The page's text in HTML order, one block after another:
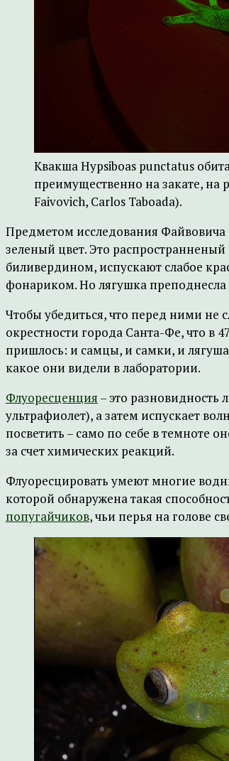
Квакша Hypsiboas punctatus
преимущественно на закате, на
Faivovich, Carlos Taboada).
Предметом исследования
зеленый цвет. Это
биливердином, испускают слабое
фонариком. Но лягушка
Чтобы убедиться, что перед ними
окрестности города Санта-Фе, что в
пришлось: и самцы, и самки, и
какое они видели в лаборатории.
Флуоресценция – это
ультрафиолет), а затем испускает
посветить – само по себе в темноте
за счет химических реакций.
Флуоресцировать умеют многие
которой обнаружена такая
попугайчиков, чьи перья на голове